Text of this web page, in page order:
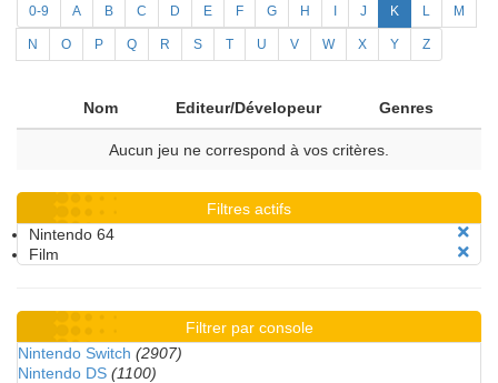
0-9 A B C D E F G H J K L M
N O P Q R S T U V W X Y Z
Nom Editeur/Dévelopeur Genres
Aucun jeu ne correspond à vos critères.
Filtres actifs
Nintendo 64
Film
Filtrer par console
Nintendo Switch (2907)
Nintendo DS (1100)